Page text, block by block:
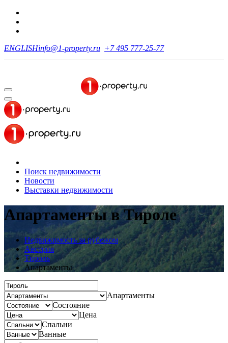
ENGLISHinfo@1-property.ru +7 495 777-25-77
Поиск недвижимости
Новости
Выставки недвижимости
Апартаментыв Тироле
Недвижимость за рубежом
Австрия
Тироль
Апартаменты
Апартаменты
Состояние
Цена
Спальни
Ванные